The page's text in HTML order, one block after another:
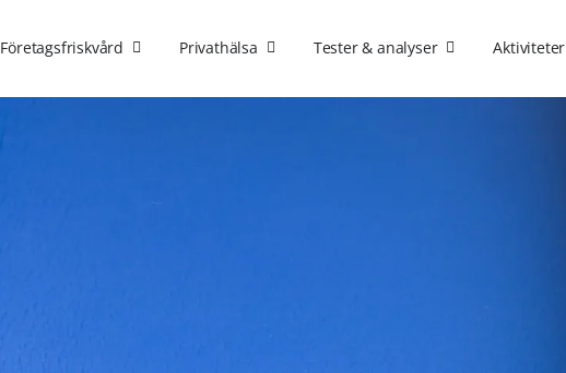
Företagsfriskvård Privathälsa Tester & analyser Aktiviteter